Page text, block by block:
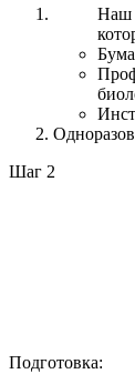
Наш
Шаг 2
Подготовка: